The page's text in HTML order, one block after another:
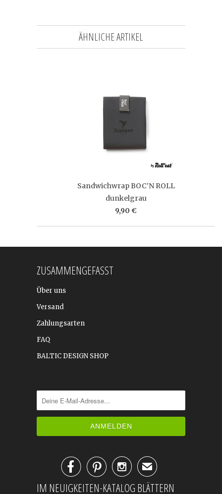
ÄHNLICHE ARTIKEL
Sandwichwrap BOC’N ROLL
dunkelgrau
9,90 €
ZUSAMMENGEFASST
Über uns
Versand
Zahlungsarten
FAQ
BALTIC DESIGN SHOP
✉
IM NEUIGKEITEN-KATALOG BLÄTTERN